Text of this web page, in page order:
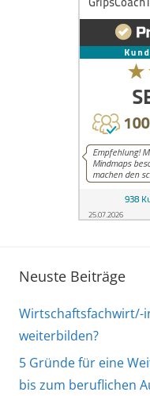
Neuste Beiträge
Wirtschaftsfachwirt/-
weiterbilden?
5 Gründe für eine
bis zum beruflichen